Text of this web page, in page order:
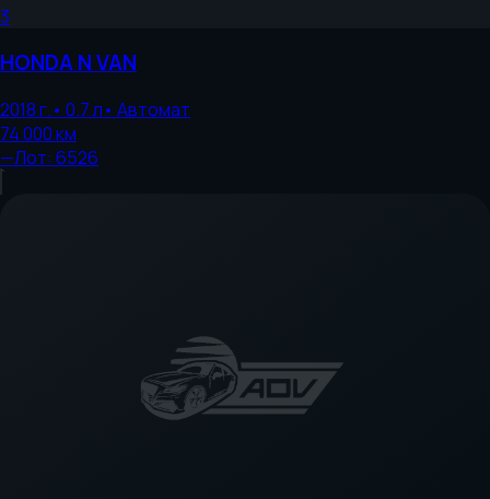
3
HONDAN VAN
2018г.• 0.7л• Автомат
74 000км
—Лот: 6526